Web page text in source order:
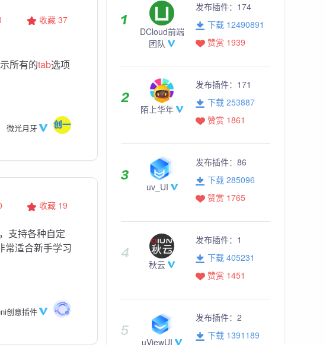
收藏 37
所有的tab选项
微光月牙
收藏 19
支持各种自定
常适合新手学习
创意插件
DCloud前端
团队
发布插件： 174
下载 12490891
赞赏 1939
陌上华年
发布插件： 171
下载 253887
赞赏 1861
uv_UI
发布插件： 86
下载 285096
赞赏 1765
秋云
发布插件： 1
下载 405231
赞赏 1451
uViewUI
发布插件： 2
下载 1391189